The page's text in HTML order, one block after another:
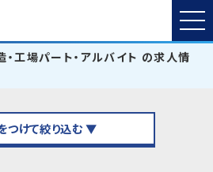
・工場パート・アルバイト の求人情
つけて絞り込む ▼